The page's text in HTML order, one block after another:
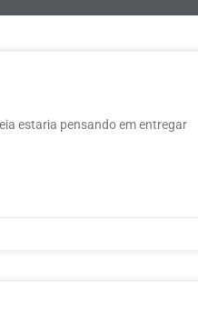
estaria pensando em entregar